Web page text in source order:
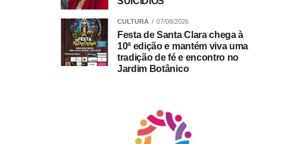
CULTURA 07/08/2026
Festa de Santa Clara chega à
10ª edição e mantém viva uma
tradição de fé e encontro no
Jardim Botânico